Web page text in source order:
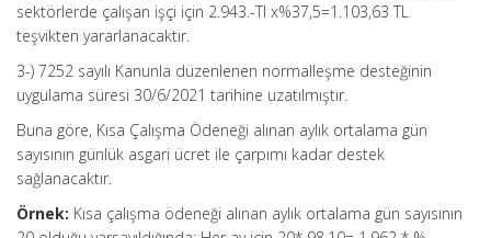
sektörlerde çalışan işçi için 2.943.-Tl x%37,5=1.103,63 TL
teşvikten yararlanacaktır.
3-) 7252 sayılı Kanunla düzenlenen normalleşme desteğinin
uygulama süresi 30/6/2021 tarihine uzatılmıştır.
Buna göre, Kısa Çalışma Ödeneği alınan aylık ortalama gün
sayısının günlük asgari ücret ile çarpımı kadar destek
sağlanacaktır.
Örnek: Kısa çalışma ödeneği alınan aylık ortalama gün sayısının